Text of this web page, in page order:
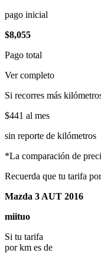
pago inicial
$8,055
Pago total
Ver completo
Si recorres más
$441 al mes
sin reporte de kilómetros
*La comparación de
Recuerda que tu tarifa
Mazda 3 AUT 2016
miituo
Si tu tarifa
por km es de